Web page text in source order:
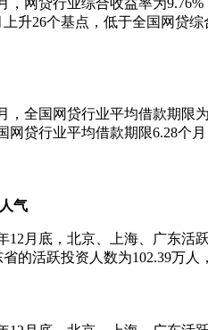
上升26个基点，低于全国网贷
全国网贷行业平均借款期限为
网贷行业平均借款期限6.28个
气
月底，北京、上海、广东活跃
省的活跃投资人数为102.39万人